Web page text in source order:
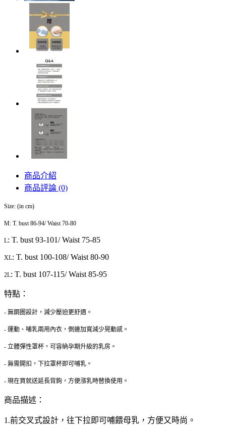
商品介紹
商品評論 (0)
Size: (in cm)
M: T. bust 86-94/ Waist 70-80
L: T. bust 93-101/ Waist 75-85
XL: T. bust 100-108/ Waist 80-90
2L: T. bust 107-115/ Waist 85-95
特點：
- 無鋼圈設計，減少壓迫更舒適。
- 運動、哺乳兩用內衣，側邊加寬減少晃動感。
- 立體彈性罩杯，可容納孕期升級的乳房。
- 無需開扣，下拉罩杯即可哺乳。
- 現在買就送延長背鉤，方便漲乳時替換使用。
商品描述：
1.前交叉式設計，往下拉即可哺餵母乳，方便又時尚。